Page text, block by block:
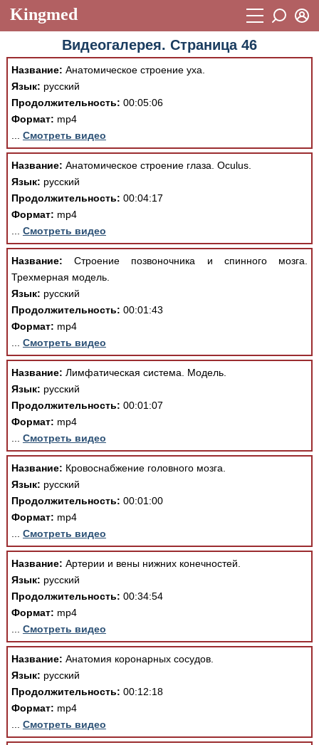
Kingmed
Учебный материал
Видеогалерея 899
Фотогалерея (1906)
Истории болезней
Лекции и презентации
Аккредитационные тесты
Методические рекомендации
Научно-популярное
Новости (244)
Медицинская стандартизация
Нормативы экстренной и неотложной помощи
Нормы лабораторных и инструментальных
исследований
Обратная связь
Добавить материал
FAQ
Логин (E-mail):
Пароль
Восстановить пароль
Регистрация
Видеогалерея. Страница 46
Название: Анатомическое строение уха.
Язык: русский
Продолжительность: 00:05:06
Формат: mp4
Смотреть видео
Название: Анатомическое строение глаза. Оculus.
Язык: русский
Продолжительность: 00:04:17
Формат: mp4
Смотреть видео
Название: Строение позвоночника и спинного мозга.
Трехмерная модель.
Язык: русский
Продолжительность: 00:01:43
Формат: mp4
Смотреть видео
Название: Лимфатическая система. Модель.
Язык: русский
Продолжительность: 00:01:07
Формат: mp4
Смотреть видео
Название: Кровоснабжение головного мозга.
Язык: русский
Продолжительность: 00:01:00
Формат: mp4
Смотреть видео
Название: Артерии и вены нижних конечностей.
Язык: русский
Продолжительность: 00:34:54
Формат: mp4
Смотреть видео
Название: Анатомия коронарных сосудов.
Язык: русский
Продолжительность: 00:12:18
Формат: mp4
Смотреть видео